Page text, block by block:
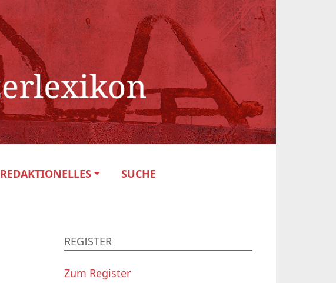
REDAKTIONELLES SUCHE
REGISTER
Zum Register